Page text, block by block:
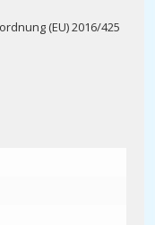
(EU) 2016/425